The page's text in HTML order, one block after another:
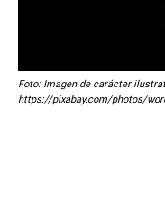
Foto: Imagen de carácter
https://pixabay.com/photos/